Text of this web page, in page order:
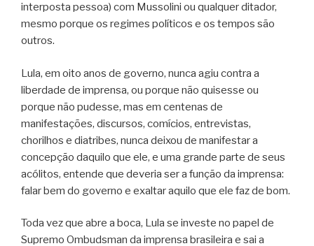
interposta pessoa) com Mussolini ou qualquer ditador,
mesmo porque os regimes políticos e os tempos são
outros.
Lula, em oito anos de governo, nunca agiu contra a
liberdade de imprensa, ou porque não quisesse ou
porque não pudesse, mas em centenas de
manifestações, discursos, comícios, entrevistas,
chorilhos e diatribes, nunca deixou de manifestar a
concepção daquilo que ele, e uma grande parte de seus
acólitos, entende que deveria ser a função da imprensa:
falar bem do governo e exaltar aquilo que ele faz de bom.
Toda vez que abre a boca, Lula se investe no papel de
Supremo Ombudsman da imprensa brasileira e sai a